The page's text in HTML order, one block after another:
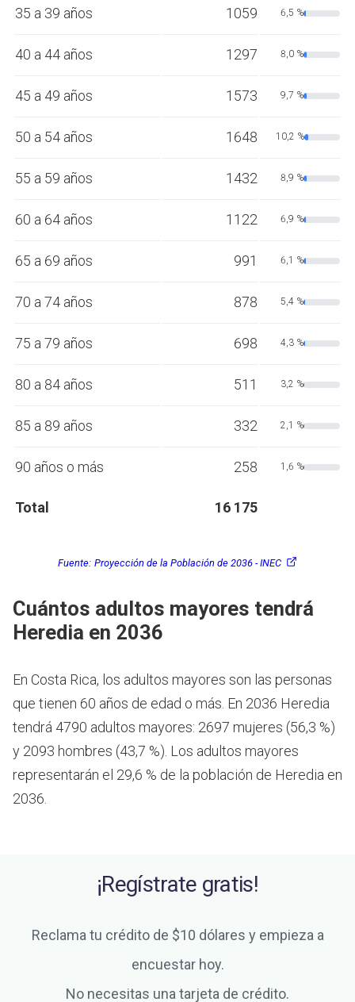
35 a 39 años 1059 6,5 %
40 a 44 años 1297 8,0 %
45 a 49 años 1573 9,7 %
50 a 54 años 1648 10,2 %
55 a 59 años 1432 8,9 %
60 a 64 años 1122 6,9 %
65 a 69 años 991 6,1 %
70 a 74 años 878 5,4 %
75 a 79 años 698 4,3 %
80 a 84 años 511 3,2 %
85 a 89 años 332 2,1 %
90 años o más 258 1,6 %
Total 16 175
Fuente: Proyección de la Población de 2036 - INEC
Cuántos adultos mayores tendrá
Heredia en 2036
En Costa Rica, los adultos mayores son las personas
que tienen 60 años de edad o más. En 2036 Heredia
tendrá 4790 adultos mayores: 2697 mujeres (56,3 %)
y 2093 hombres (43,7 %). Los adultos mayores
representarán el 29,6 % de la población de Heredia en
2036.
¡Regístrate gratis!
Reclama tu crédito de $10 dólares y empieza a
encuestar hoy.
No necesitas una tarjeta de crédito.